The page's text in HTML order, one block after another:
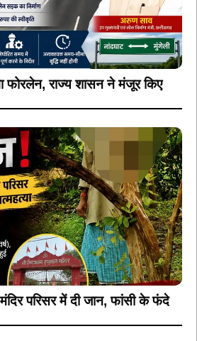
फोरलेन, राज्य शासन ने मंजूर किए
परिसर में दी जान, फांसी के फंदे